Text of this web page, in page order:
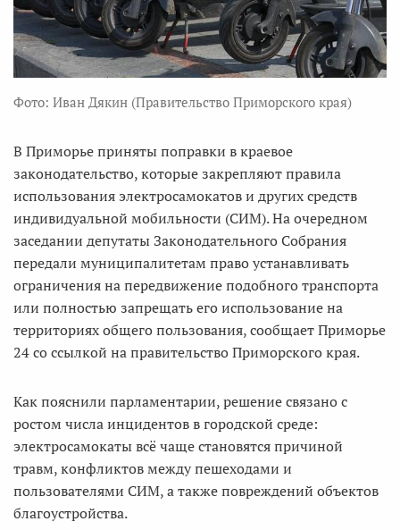
Фото: Иван Дякин (Правительство Приморского края)
В Приморье приняты поправки в краевое
законодательство, которые закрепляют правила
использования электросамокатов и других средств
индивидуальной мобильности (СИМ). На очередном
заседании депутаты Законодательного Собрания
передали муниципалитетам право устанавливать
ограничения на передвижение подобного транспорта
или полностью запрещать его использование на
территориях общего пользования, сообщает Приморье
24 со ссылкой на правительство Приморского края.
Как пояснили парламентарии, решение связано с
ростом числа инцидентов в городской среде:
электросамокаты всё чаще становятся причиной
травм, конфликтов между пешеходами и
пользователями СИМ, а также повреждений объектов
благоустройства.